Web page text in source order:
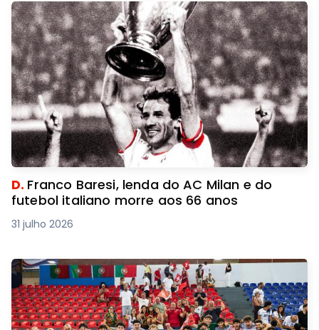
D. Franco Baresi, lenda do AC Milan e do
futebol italiano morre aos 66 anos
31 julho 2026